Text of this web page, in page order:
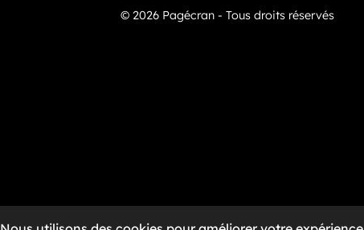
© 2026 Pagécran - Tous droits réservés